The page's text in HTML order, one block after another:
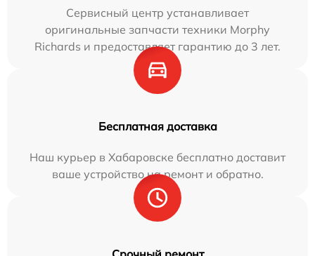
Сервисный центр устанавливает
оригинальные запчасти техники Morphy
Richards и предоставляет гарантию до 3 лет.
Бесплатная доставка
Наш курьер в Хабаровске бесплатно доставит
ваше устройство на ремонт и обратно.